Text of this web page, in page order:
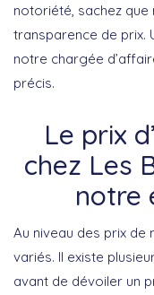
notoriété, sachez
transparence de prix.
notre chargée
précis.
Le prix
chez Les
notre
Au niveau des prix de
variés. Il existe
avant de dévoiler un